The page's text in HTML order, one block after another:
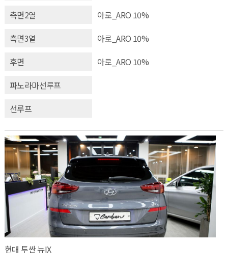
측면2열
아로_ARO 10%
측면3열
아로_ARO 10%
후면
아로_ARO 10%
파노라마선루프
선루프
현대 투싼 뉴IX